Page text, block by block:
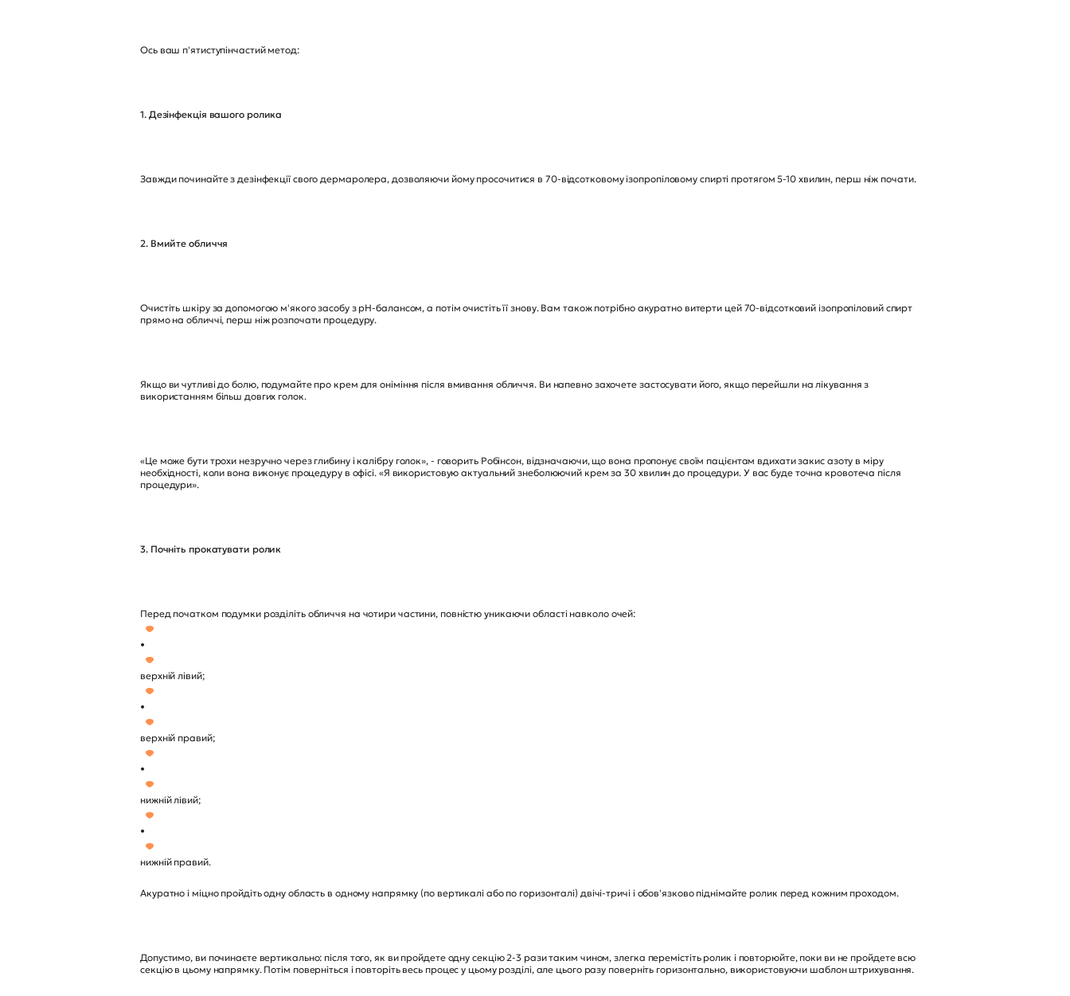
Ось ваш п'ятиступінчастий метод:
1. Дезінфекція вашого ролика
Завжди починайте з дезінфекції свого дермаролера, дозволяючи йому просочитися в 70-відсотковому ізопропіловому спирті протягом 5-10 хвилин, перш ніж почати.
2. Вмийте обличчя
Очистіть шкіру за допомогою м'якого засобу з pH-балансом, а потім очистіть її знову. Вам також потрібно акуратно витерти цей 70-відсотковий ізопропіловий спирт
прямо на обличчі, перш ніж розпочати процедуру.
Якщо ви чутливі до болю, подумайте про крем для оніміння після вмивання обличчя. Ви напевно захочете застосувати його, якщо перейшли на лікування з
використанням більш довгих голок.
«Це може бути трохи незручно через глибину і калібру голок», - говорить Робінсон, відзначаючи, що вона пропонує своїм пацієнтам вдихати закис азоту в міру
необхідності, коли вона виконує процедуру в офісі. «Я використовую актуальний знеболюючий крем за 30 хвилин до процедури. У вас буде точна кровотеча після
процедури».
3. Почніть прокатувати ролик
Перед початком подумки розділіть обличчя на чотири частини, повністю уникаючи області навколо очей:
•
верхній лівий;
•
верхній правий;
•
нижній лівий;
•
нижній правий.
Акуратно і міцно пройдіть одну область в одному напрямку (по вертикалі або по горизонталі) двічі-тричі і обов'язково піднімайте ролик перед кожним проходом.
Допустимо, ви починаєте вертикально: після того, як ви пройдете одну секцію 2-3 рази таким чином, злегка перемістіть ролик і повторюйте, поки ви не пройдете всю
секцію в цьому напрямку. Потім поверніться і повторіть весь процес у цьому розділі, але цього разу поверніть горизонтально, використовуючи шаблон штрихування.